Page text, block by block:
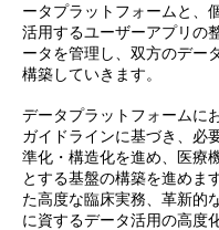
ータプラットフォームと、
活用するユーザーアプリの
ータを管理し、双方のデー
構築していきます。
データプラットフォームに
ガイドラインに基づき、必
準化・構造化を進め、医療
とする基盤の構築を進めま
た高度な臨床実務、革新的
に資するデータ活用の高度